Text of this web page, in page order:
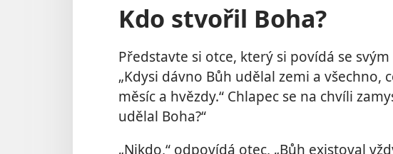
Kdo stvořil Boha?
Představte si otce, který si povídá se
„Kdysi dávno Bůh udělal zemi a všechno,
měsíc a hvězdy.“ Chlapec se na chvíli
udělal Boha?“
„Nikdo,“ odpovídá otec, „Bůh existoval